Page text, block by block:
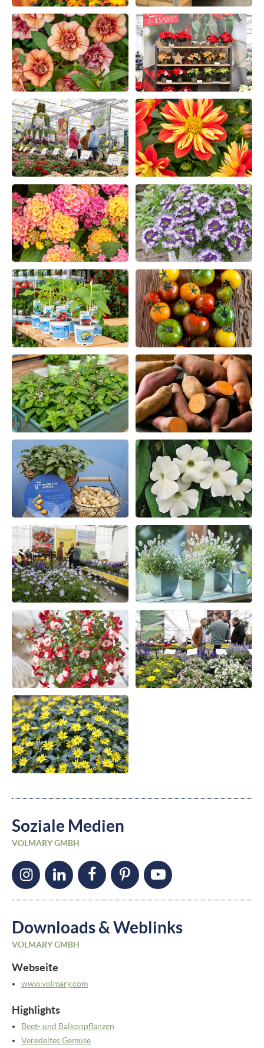
Soziale Medien
VOLMARY GMBH
Downloads & Weblinks
VOLMARY GMBH
Webseite
www.volmary.com
Highlights
Beet- und Balkonpflanzen
Veredeltes Gemüse